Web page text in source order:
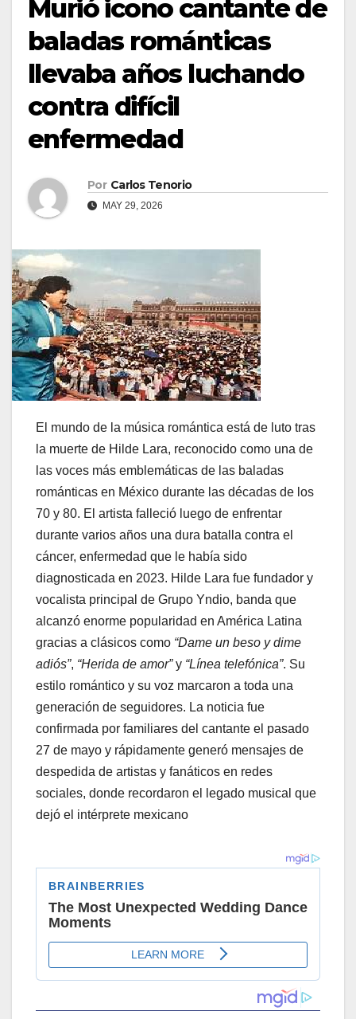
Murió icono cantante de
baladas románticas
llevaba años luchando
contra difícil
enfermedad
Por Carlos Tenorio
MAY 29, 2026
El mundo de la música romántica está de luto tras
la muerte de Hilde Lara, reconocido como una de
las voces más emblemáticas de las baladas
románticas en México durante las décadas de los
70 y 80. El artista falleció luego de enfrentar
durante varios años una dura batalla contra el
cáncer, enfermedad que le había sido
diagnosticada en 2023. Hilde Lara fue fundador y
vocalista principal de Grupo Yndio, banda que
alcanzó enorme popularidad en América Latina
gracias a clásicos como “Dame un beso y dime
adiós”, “Herida de amor”y “Línea telefónica”. Su
estilo romántico y su voz marcaron a toda una
generación de seguidores. La noticia fue
confirmada por familiares del cantante el pasado
27 de mayo y rápidamente generó mensajes de
despedida de artistas y fanáticos en redes
sociales, donde recordaron el legado musical que
dejó el intérprete mexicano